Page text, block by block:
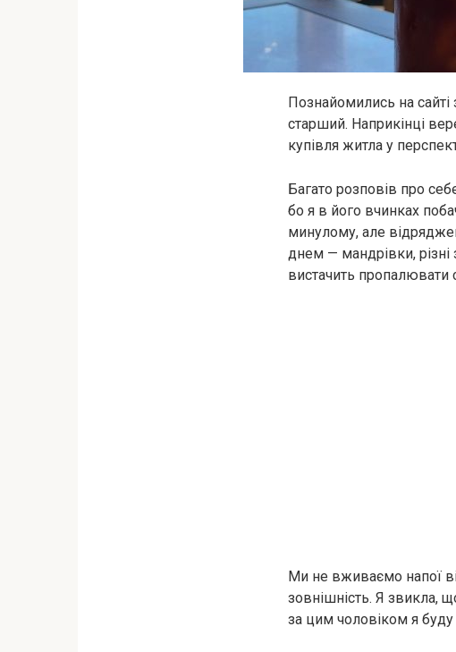
Познайомились на
старший. Наприкінці
купівля житла у
Багато розповів про
бо я в його вчинках
минулому, але
днем ​​— мандрівки, різні
вистачить пропалювати
Ми не вживаємо напої
зовнішність. Я звикла,
за цим чоловіком я